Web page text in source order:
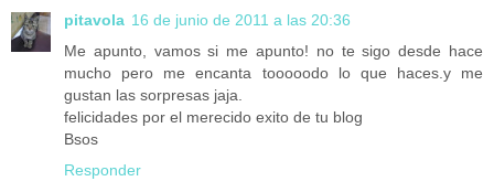
pitavola 16 de junio de 2011 a las 20:36
Me apunto, vamos si me apunto! no te sigo desde hace
mucho pero me encanta tooooodo lo que haces.y me
gustan las sorpresas jaja.
felicidades por el merecido exito de tu blog
Bsos
Responder